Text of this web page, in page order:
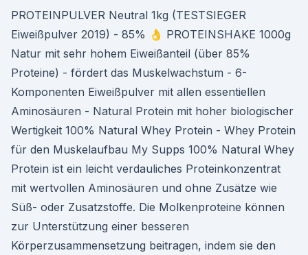
PROTEINPULVER Neutral 1kg (TESTSIEGER
Eiweißpulver 2019) - 85% 👌 PROTEINSHAKE 1000g
Natur mit sehr hohem Eiweißanteil (über 85%
Proteine) - fördert das Muskelwachstum - 6-
Komponenten Eiweißpulver mit allen essentiellen
Aminosäuren - Natural Protein mit hoher biologischer
Wertigkeit 100% Natural Whey Protein - Whey Protein
für den Muskelaufbau My Supps 100% Natural Whey
Protein ist ein leicht verdauliches Proteinkonzentrat
mit wertvollen Aminosäuren und ohne Zusätze wie
Süß- oder Zusatzstoffe. Die Molkenproteine können
zur Unterstützung einer besseren
Körperzusammensetzung beitragen, indem sie den